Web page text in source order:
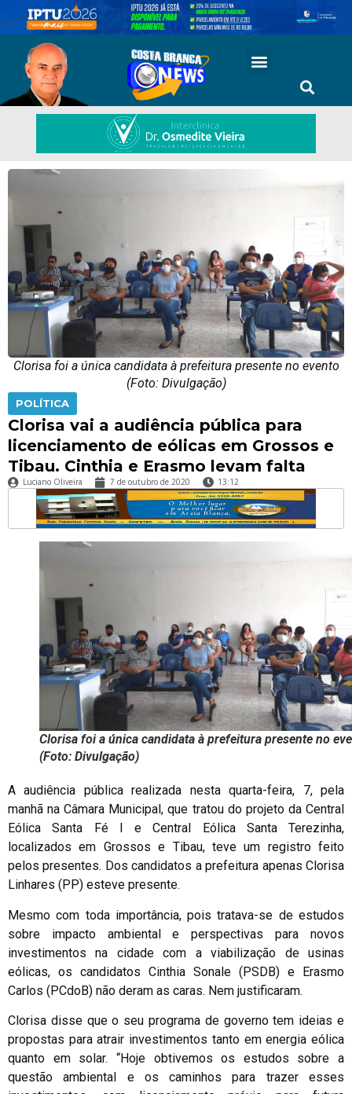
Clorisa foi a única candidata à prefeitura presente no evento
(Foto: Divulgação)
POLÍTICA
Clorisa vai a audiência pública para
licenciamento de eólicas em Grossos e
Tibau. Cinthia e Erasmo levam falta
Luciano Oliveira 7 de outubro de 2020 13:12
Clorisa foi a única candidata à prefeitura presente no
(Foto: Divulgação)
A audiência pública realizada nesta quarta-feira, 7, pela
manhã na Câmara Municipal, que tratou do projeto da Central
Eólica Santa Fé I e Central Eólica Santa Terezinha,
localizados em Grossos e Tibau, teve um registro feito
pelos presentes. Dos candidatos a prefeitura apenas Clorisa
Linhares (PP) esteve presente.
Mesmo com toda importância, pois tratava-se de estudos
sobre impacto ambiental e perspectivas para novos
investimentos na cidade com a viabilização de usinas
eólicas, os candidatos Cinthia Sonale (PSDB) e Erasmo
Carlos (PCdoB) não deram as caras. Nem justificaram.
Clorisa disse que o seu programa de governo tem ideias e
propostas para atrair investimentos tanto em energia eólica
quanto em solar. “Hoje obtivemos os estudos sobre a
questão ambiental e os caminhos para trazer esses